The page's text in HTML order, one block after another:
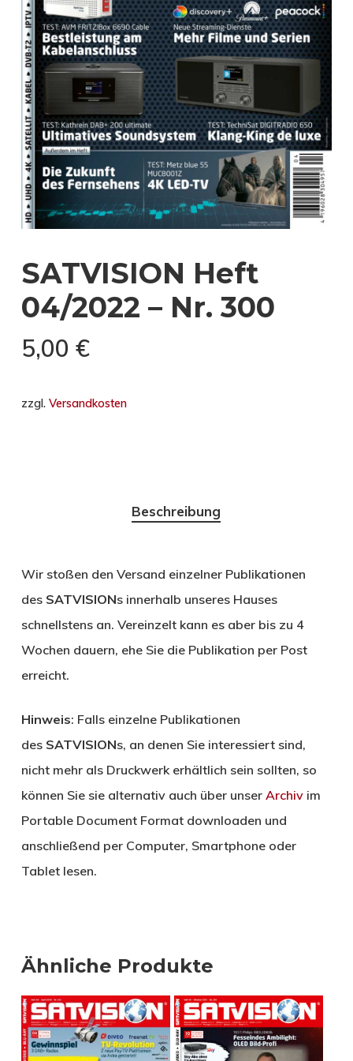
SATVISION Heft
04/2022 – Nr. 300
5,00 €
zzgl. Versandkosten
Beschreibung
Wir stoßen den Versand einzelner Publikationen
des SATVISIONs innerhalb unseres Hauses
schnellstens an. Vereinzelt kann es aber bis zu 4
Wochen dauern, ehe Sie die Publikation per Post
erreicht.
Hinweis: Falls einzelne Publikationen
des SATVISIONs, an denen Sie interessiert sind,
nicht mehr als Druckwerk erhältlich sein sollten, so
können Sie sie alternativ auch über unser Archivim
Portable Document Format downloaden und
anschließend per Computer, Smartphone oder
Tablet lesen.
Ähnliche Produkte